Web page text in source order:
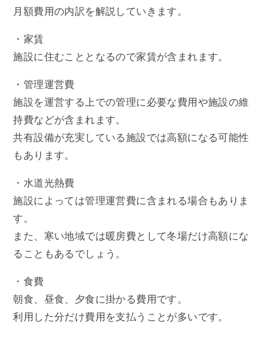
月額費用の内訳を解説していきます。
・家賃
施設に住むこととなるので家賃が含まれます。
・管理運営費
施設を運営する上での管理に必要な費用や施設の維
持費などが含まれます。
共有設備が充実している施設では高額になる可能性
もあります。
・水道光熱費
施設によっては管理運営費に含まれる場合もありま
す。
また、寒い地域では暖房費として冬場だけ高額にな
ることもあるでしょう。
・食費
朝食、昼食、夕食に掛かる費用です。
利用した分だけ費用を支払うことが多いです。